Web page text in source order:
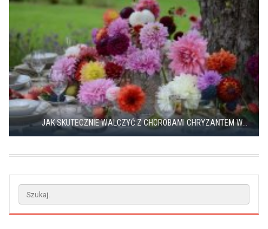
JAK SKUTECZNIE WALCZYĆ Z CHOROBAMI CHRYZANTEM W...